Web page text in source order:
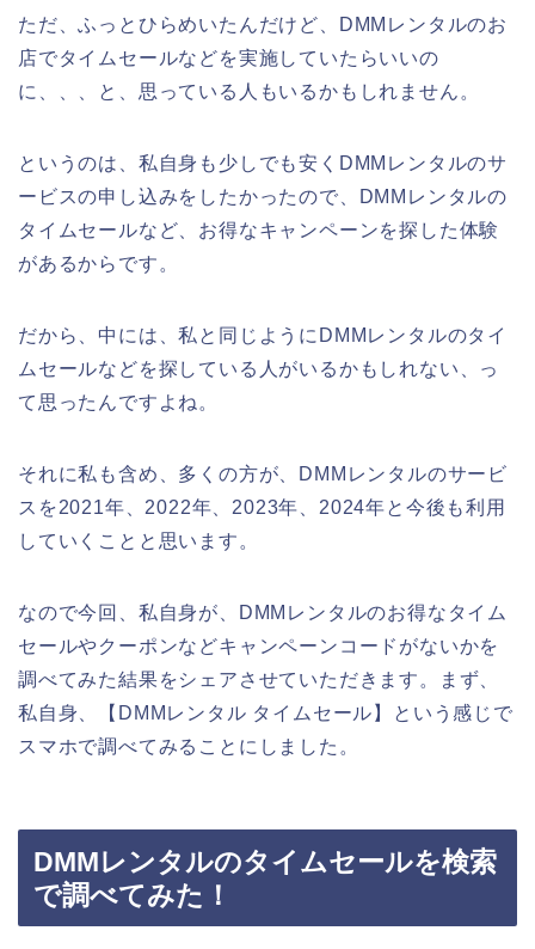
ただ、ふっとひらめいたんだけど、DMMレンタルのお
店でタイムセールなどを実施していたらいいの
に、、、と、思っている人もいるかもしれません。
というのは、私自身も少しでも安くDMMレンタルのサ
ービスの申し込みをしたかったので、DMMレンタルの
タイムセールなど、お得なキャンペーンを探した体験
があるからです。
だから、中には、私と同じようにDMMレンタルのタイ
ムセールなどを探している人がいるかもしれない、っ
て思ったんですよね。
それに私も含め、多くの方が、DMMレンタルのサービ
スを2021年、2022年、2023年、2024年と今後も利用
していくことと思います。
なので今回、私自身が、DMMレンタルのお得なタイム
セールやクーポンなどキャンペーンコードがないかを
調べてみた結果をシェアさせていただきます。まず、
私自身、【DMMレンタル タイムセール】という感じで
スマホで調べてみることにしました。
DMMレンタルのタイムセールを検索
で調べてみた！